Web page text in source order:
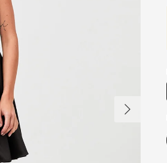
Далі